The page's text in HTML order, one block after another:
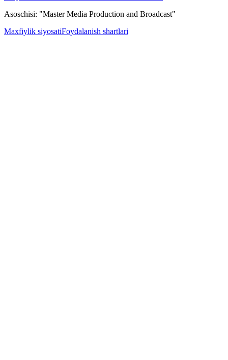
Asoschisi: "Master Media Production and Broadcast"
Maxfiylik siyosatiFoydalanish shartlari